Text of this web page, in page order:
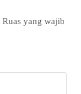
Ruas yang wajib